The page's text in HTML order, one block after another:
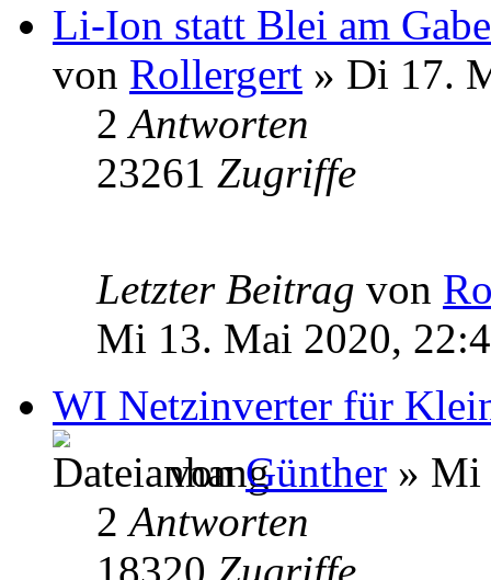
Li-Ion statt Blei am
von Rollergert » Di 17.
2Antworten
23261 Zugriffe
Letzter Beitrag von
Mi 13. Mai 2020,
WI Netzinverter für
vonGünther » Mi
2Antworten